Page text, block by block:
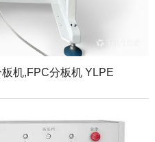
机,FPC分板机 YLPE